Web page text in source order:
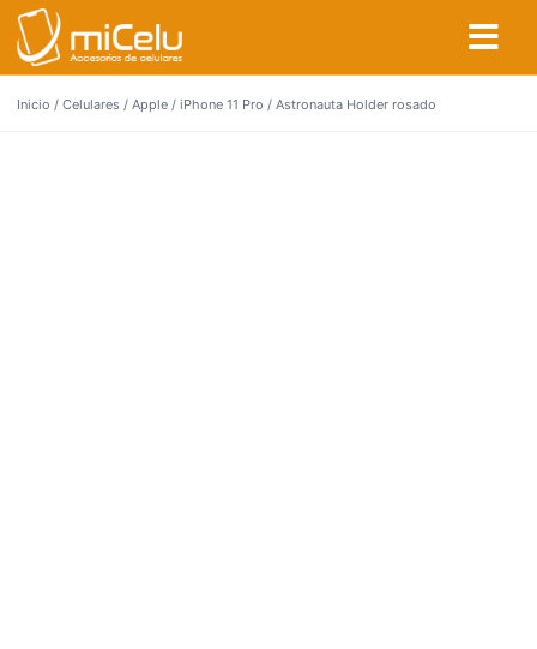
Inicio / Celulares / Apple / iPhone 11 Pro / Astronauta Holder rosado